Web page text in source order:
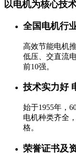
以电机为核心技
全国电机行
高效节能电机
低压、交直流
前10强。
技术实力好
始于1955年，
电机种类齐全
格。
荣誉证书及